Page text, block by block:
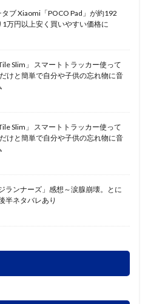
ブ Xiaomi「POCO Pad」が約192
万円以上安く買いやすい価格に
Slim」 スマートトラッカー使って
けと簡単で自分や子供の忘れ物に音
Slim」 スマートトラッカー使って
けと簡単で自分や子供の忘れ物に音
ランナーズ」感想～涙腺崩壊。とに
半ネタバレあり